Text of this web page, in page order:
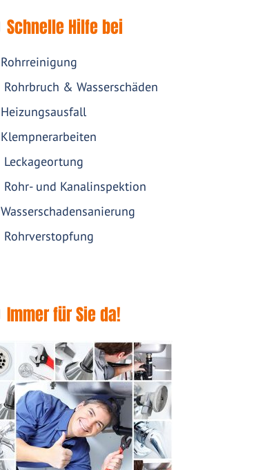
Schnelle Hilfe bei
Rohrreinigung
Rohrbruch & Wasserschäden
Heizungsausfall
Klempnerarbeiten
Leckageortung
Rohr- und Kanalinspektion
Wasserschadensanierung
Rohrverstopfung
Immer für Sie da!